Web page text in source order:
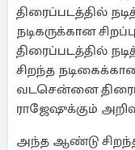
திரைப்படத்தில்
நடிகருக்கான
திரைப்படத்தில்
சிறந்த
வடசென்னை
ராஜேஷுக்கும்
அந்த ஆண்டு சிறந்த